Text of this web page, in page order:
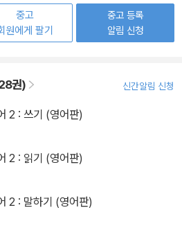
중고
원에게 팔기
중고 등록
알림 신청
권) 신간알림 신청
2 : 쓰기 (영어판)
2 : 읽기 (영어판)
2 : 말하기 (영어판)